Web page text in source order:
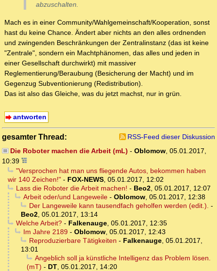
abzuschalten.
Mach es in einer Community/Wahlgemeinschaft/Kooperation, sonst
hast du keine Chance. Ändert aber nichts an den alles ordnenden
und zwingenden Beschränkungen der Zentralinstanz (das ist keine
"Zentrale", sondern ein Machtphänomen, das alles und jeden in
einer Gesellschaft durchwirkt) mit massiver
Reglementierung/Beraubung (Besicherung der Macht) und im
Gegenzug Subventionierung (Redistribution).
Das ist also das Gleiche, was du jetzt machst, nur in grün.
antworten
gesamter Thread:
RSS-Feed dieser Diskussion
Die Roboter machen die Arbeit (mL) - Oblomow, 05.01.2017,
10:39
"Versprochen hat man uns fliegende Autos, bekommen haben
wir 140 Zeichen!" - FOX-NEWS, 05.01.2017, 12:02
Lass die Roboter die Arbeit machen! - Beo2, 05.01.2017, 12:07
Arbeit oder/und Langeweile- Oblomow, 05.01.2017, 12:38
Der Langeweile kann tausendfach geholfen werden (edit.). -
Beo2, 05.01.2017, 13:14
Welche Arbeit?- Falkenauge, 05.01.2017, 12:35
Im Jahre 2189- Oblomow, 05.01.2017, 12:43
Reproduzierbare Tätigkeiten - Falkenauge, 05.01.2017,
13:01
Angeblich soll ja künstliche Intelligenz das Problem lösen.
(mT) - DT, 05.01.2017, 14:20